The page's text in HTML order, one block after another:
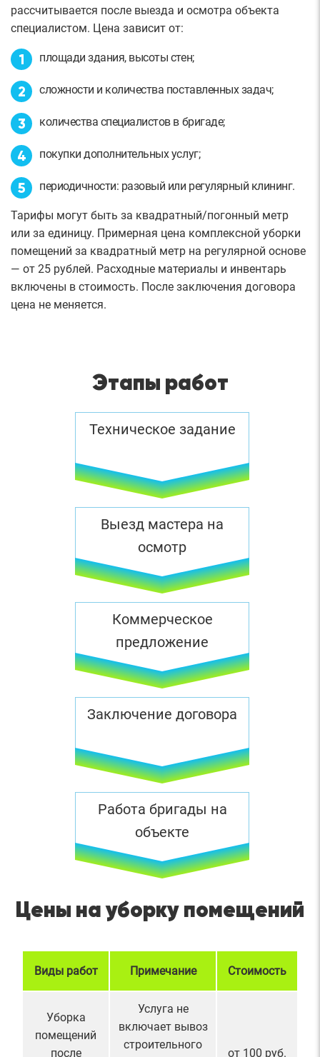
рассчитывается после выезда и осмотра объекта
специалистом. Цена зависит от:
площади здания, высоты стен;
сложности и количества поставленных задач;
количества специалистов в бригаде;
покупки дополнительных услуг;
периодичности: разовый или регулярный клининг.
Тарифы могут быть за квадратный/погонный метр
или за единицу. Примерная цена комплексной уборки
помещений за квадратный метр на регулярной основе
— от 25 рублей. Расходные материалы и инвентарь
включены в стоимость. После заключения договора
цена не меняется.
Этапы работ
Техническое задание
Выезд мастера на
осмотр
Коммерческое
предложение
Заключение договора
Работа бригады на
объекте
Цены на уборку помещений
Виды работ Примечание Стоимость
Уборка
помещений
после
Услуга не
включает вывоз
строительного
от 100 руб.